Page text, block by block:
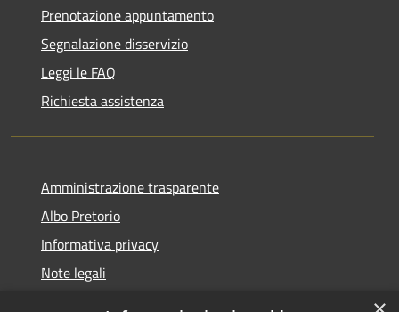
Prenotazione appuntamento
Segnalazione disservizio
Leggi le FAQ
Richiesta assistenza
Amministrazione trasparente
Albo Pretorio
Informativa privacy
Note legali